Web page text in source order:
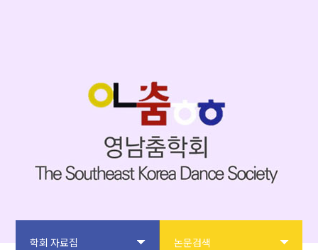
학회 자료집 논문검색